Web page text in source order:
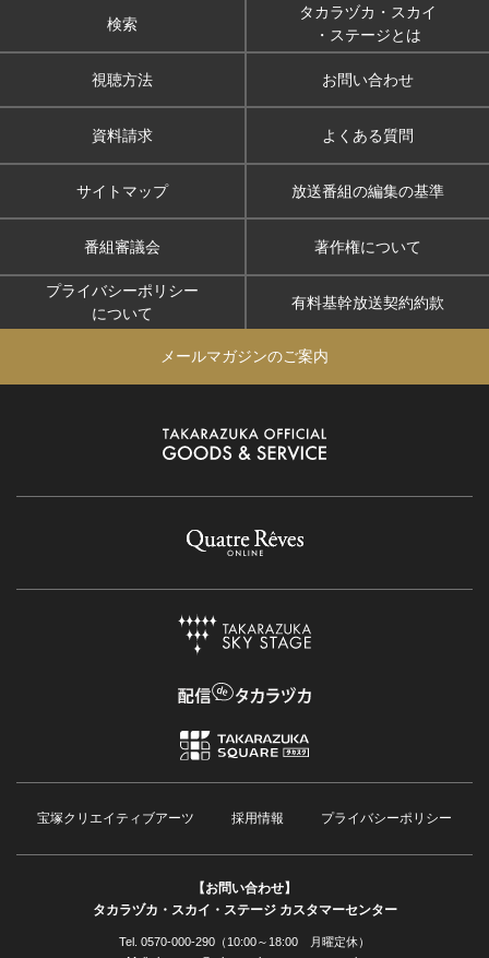
検索
タカラヅカ・スカイ
・ステージとは
視聴方法 お問い合わせ
資料請求 よくある質問
サイトマップ 放送番組の編集の基準
番組審議会 著作権について
プライバシーポリシー
について
有料基幹放送契約約款
メールマガジンのご案内
宝塚クリエイティブアーツ 採用情報 プライバシーポリシー
【お問い合わせ】
タカラヅカ・スカイ・ステージ カスタマーセンター
Tel. 0570-000-290（10:00～18:00 月曜定休）